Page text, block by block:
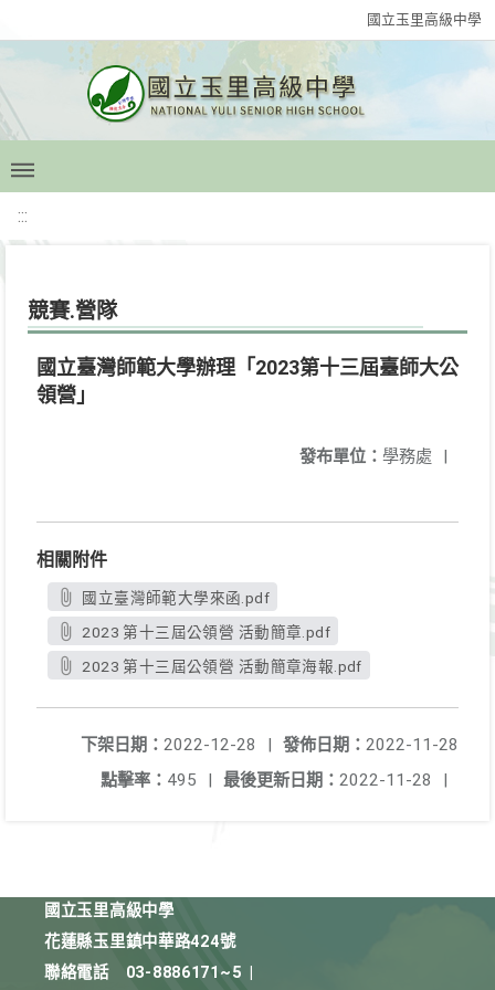
國立玉里高級中學
:::
競賽.營隊
國立臺灣師範大學辦理「2023第十三屆臺師大公
領營」
發布單位： 學務處 |
相關附件
國立臺灣師範大學來函.pdf
2023 第十三屆公領營 活動簡章.pdf
2023 第十三屆公領營 活動簡章海報.pdf
發佈日期： 2022-11-28
下架日期： 2022-12-28
|
最後更新日期： 2022-11-28 |
點擊率： 495 |
國立玉里高級中學
花蓮縣玉里鎮中華路424號
聯絡電話
03-8886171~5